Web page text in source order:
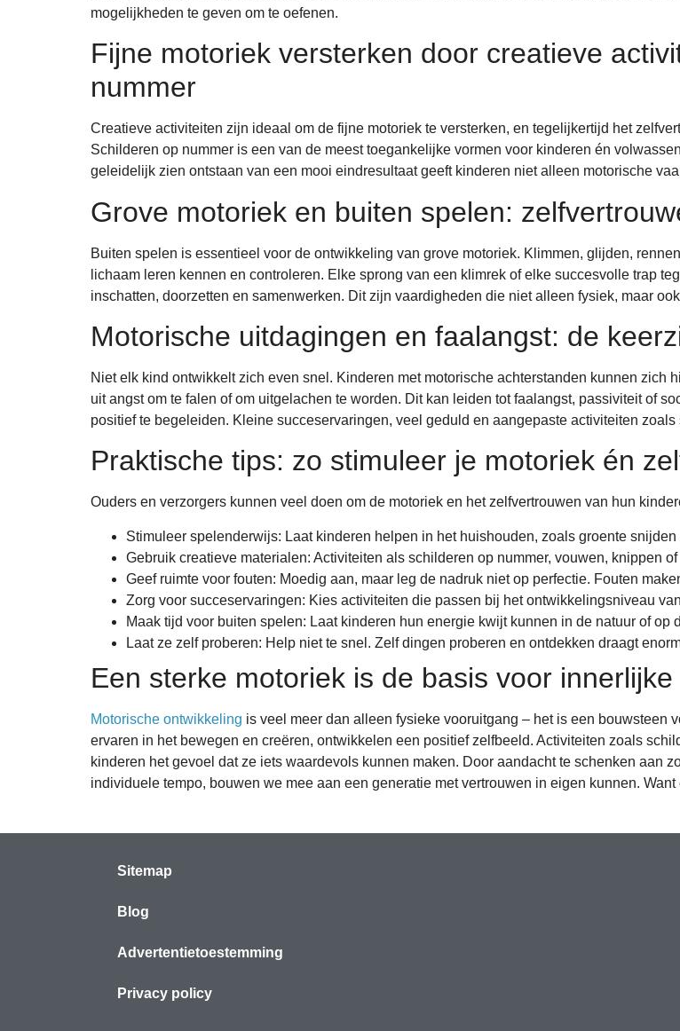
mogelijkheden te geven om te oefenen.
Fijne motoriek versterken door creatieve
nummer
Creatieve activiteiten zijn ideaal om de fijne motoriek te versterken, en tegelijkertijd het
Schilderen op nummer is een van de meest toegankelijke vormen voor kinderen én
geleidelijk zien ontstaan van een mooi eindresultaat geeft kinderen niet alleen motorische
Grove motoriek en buiten spelen:
Buiten spelen is essentieel voor de ontwikkeling van grove motoriek. Klimmen, glijden,
lichaam leren kennen en controleren. Elke sprong van een klimrek of elke succesvolle trap
inschatten, doorzetten en samenwerken. Dit zijn vaardigheden die niet alleen fysiek, maar
Motorische uitdagingen en faalangst: de
Niet elk kind ontwikkelt zich even snel. Kinderen met motorische achterstanden kunnen
uit angst om te falen of om uitgelachen te worden. Dit kan leiden tot faalangst, passiviteit of
positief te begeleiden. Kleine succeservaringen, veel geduld en aangepaste activiteiten
Praktische tips: zo stimuleer je motoriek én
Ouders en verzorgers kunnen veel doen om de motoriek en het zelfvertrouwen van hun
Stimuleer spelenderwijs: Laat kinderen helpen in het huishouden, zoals groente snijden
Gebruik creatieve materialen: Activiteiten als schilderen op nummer, vouwen, knippen
Geef ruimte voor fouten: Moedig aan, maar leg de nadruk niet op perfectie. Fouten
Zorg voor succeservaringen: Kies activiteiten die passen bij het ontwikkelingsniveau
Maak tijd voor buiten spelen: Laat kinderen hun energie kwijt kunnen in de natuur of op
Laat ze zelf proberen: Help niet te snel. Zelf dingen proberen en ontdekken draagt
Een sterke motoriek is de basis voor
Motorische ontwikkeling is veel meer dan alleen fysieke vooruitgang – het is een
ervaren in het bewegen en creëren, ontwikkelen een positief zelfbeeld. Activiteiten zoals
kinderen het gevoel dat ze iets waardevols kunnen maken. Door aandacht te schenken aan
individuele tempo, bouwen we mee aan een generatie met vertrouwen in eigen kunnen.
Sitemap
Blog
Advertentietoestemming
Privacy policy